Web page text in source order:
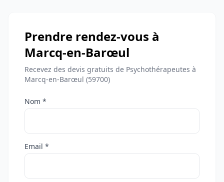
Prendre rendez-vous à
Marcq-en-Barœul
Recevez des devis gratuits de Psychothérapeutes à
Marcq-en-Barœul (59700)
Nom *
Email *